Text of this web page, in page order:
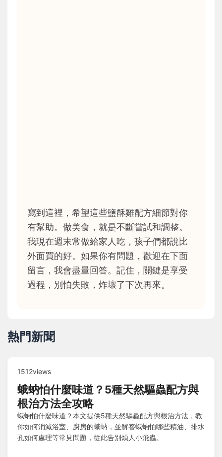
寫到這裡，希望這些鹽酥雞配方細節對你
有幫助。做美食，就是不斷嘗試和調整。
我現在週末常做給家人吃，孩子們都說比
外面買的好。如果你有問題，歡迎在下面
留言，我會盡量回答。記住，關鍵是享受
過程，別怕失敗，炸壞了下次再來。
熱門新聞
1512views
蛾蚋怕什麼味道？5種天然驅蟲配方與
根治方法全攻略
蛾蚋怕什麼味道？本文提供5種天然驅蟲配方與根治方法，教
你如何消滅浴室、廚房的蛾蚋，並解答蛾蚋怕哪些精油、排水
孔如何處理等常見問題，從此告別煩人小飛蟲。